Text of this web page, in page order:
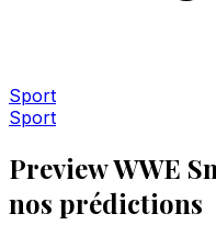
Sport
Sport
Preview WWE
nos prédictions